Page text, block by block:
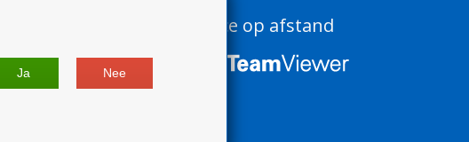
Service op afstand
Ja Nee